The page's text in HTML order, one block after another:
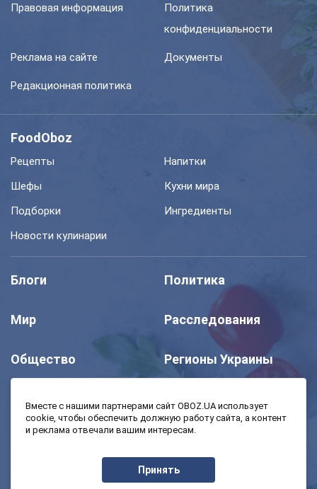
Правовая информация
Политика
конфиденциальности
Реклама на сайте Документы
Редакционная политика
FoodOboz
Рецепты
Напитки
Шефы
Кухни мира
Подборки
Ингредиенты
Новости кулинарии
Блоги Политика
Мир Расследования
Общество Регионы Украины
Моя школа Авто
Экономика
Вместе с нашими партнерами сайт OBOZ.UA использует
cookie, чтобы обеспечить должную работу сайта, а контент
и реклама отвечали вашим интересам.
Принять